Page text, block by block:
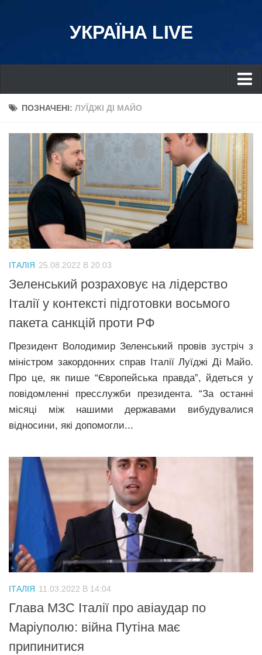
УКРАЇНА LIVE
Україна
Дніпро
Львів
Івано-Франківськ
Донбас
Одеса
Схід
Прикарпаття
Економіка
Політика
Світ
Цікаво
Технології
Історії
Привітання
Здоров’я
Події
Кримінал
Трагедії
Курйози
Культура
Шоу-біз
#Війна
ПОЗНАЧЕНІ: ЛУЇДЖІ ДІ МАЙО
ІТАЛІЯ 25.08.2022 В 20:03
Зеленський розраховує на лідерство
Італії у контексті підготовки восьмого
пакета санкцій проти РФ
Президент Володимир Зеленський провів зустріч з
міністром закордонних справ Італії Луїджі Ді Майо.
Про це, як пише “Європейська правда”, йдеться у
повідомленні пресслужби президента. “За останні
місяці між нашими державами вибудувалися
відносини, які допомогли...
ІТАЛІЯ 11.03.2022 В 14:04
Глава МЗС Італії про авіаудар по
Маріуполю: війна Путіна має
припинитися